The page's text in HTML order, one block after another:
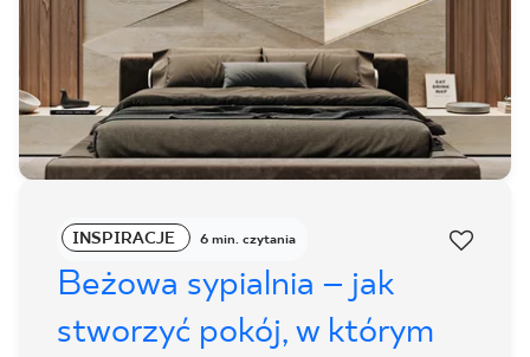
INSPIRACJE 6 min. czytania
Beżowa sypialnia – jak
stworzyć pokój, w którym